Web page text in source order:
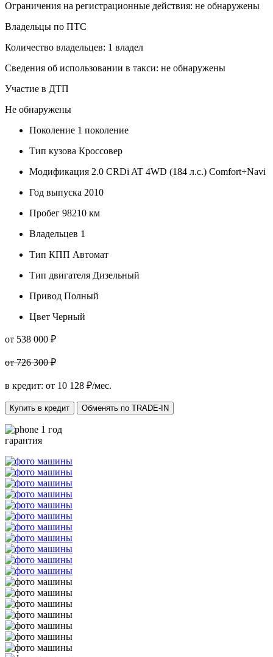
Ограничения на регистрационные действия: не обнаружены
Владельцы по ПТС
Количество владельцев: 1 владел
Сведения об использовании в такси: не обнаружены
Участие в ДТП
Не обнаружены
Поколение 1 поколение
Тип кузова Кроссовер
Модификация 2.0 CRDi AT 4WD (184 л.с.) Comfort+Navi
Год выпуска 2010
Пробег 98210 км
Владельцев 1
Тип КПП Автомат
Тип двигателя Дизельный
Привод Полный
Цвет Черный
от 538 000 ₽
от 726 300 ₽
в кредит: от 10 128 ₽/мес.
Купить в кредит Обменять по TRADE-IN
1 год
гарантия